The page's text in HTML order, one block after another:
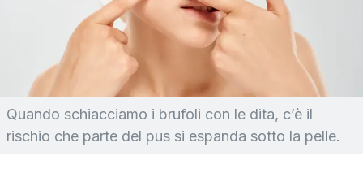
Quando schiacciamo i brufoli con le dita, c’è il
rischio che parte del pus si espanda sotto la pelle.